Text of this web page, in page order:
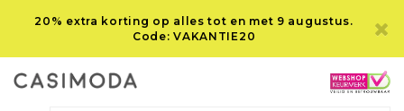
20% extra korting op alles tot en met 9 augustus.
Code: VAKANTIE20